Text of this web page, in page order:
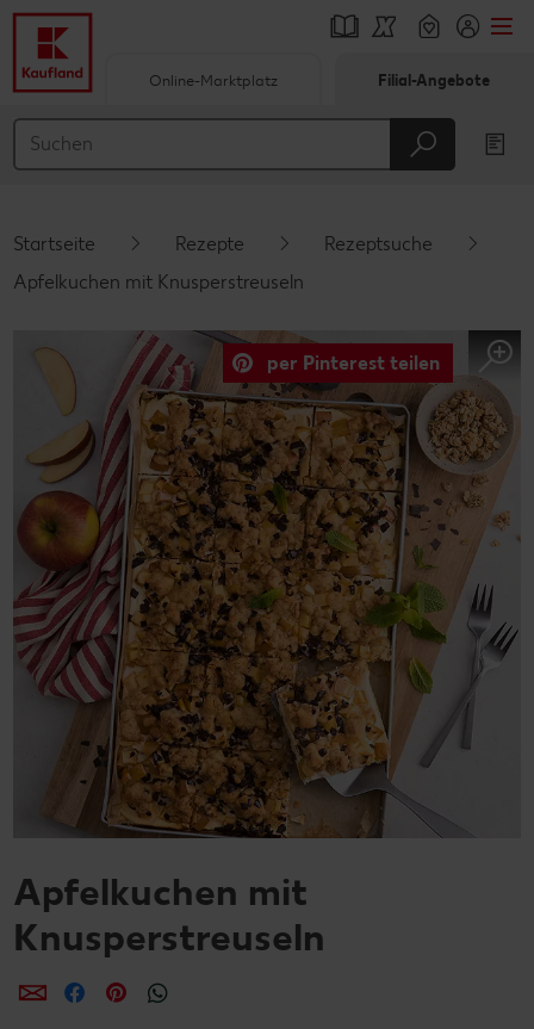
Hauptinhalt
Schwebender Seitenbereich
Online-Marktplatz Filial-Angebote
Startseite Rezepte
Rezeptsuche
Apfelkuchen mit Knusperstreuseln
per Pinterest teilen
Apfelkuchen mit
Knusperstreuseln
per E-Mail teilen
per Facebook teilen
per Pinterest teilen